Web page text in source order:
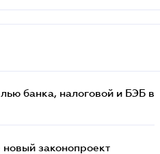
банка, налоговой и БЭБ в
законопроект